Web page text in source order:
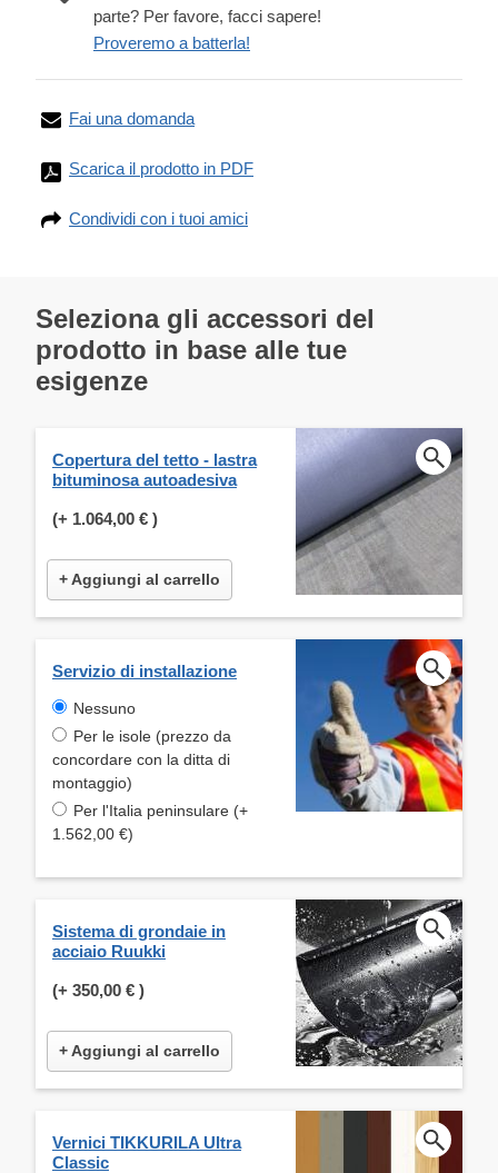
parte? Per favore, facci sapere!
Proveremo a batterla!
Fai una domanda
Scarica il prodotto in PDF
Condividi con i tuoi amici
Seleziona gli accessori del
prodotto in base alle tue
esigenze
Copertura del tetto - lastra
bituminosa autoadesiva
(+ 1.064,00 € )
+ Aggiungi al carrello
Servizio di installazione
Nessuno
Per le isole (prezzo da
concordare con la ditta di
montaggio)
Per l'Italia peninsulare (+
1.562,00 €)
Sistema di grondaie in
acciaio Ruukki
(+ 350,00 € )
+ Aggiungi al carrello
Vernici TIKKURILA Ultra
Classic